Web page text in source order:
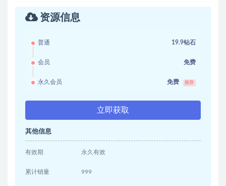
资源信息
普通 19.9钻石
会员 免费
永久会员 免费 推荐
立即获取
其他信息
有效期 永久有效
累计销量 999